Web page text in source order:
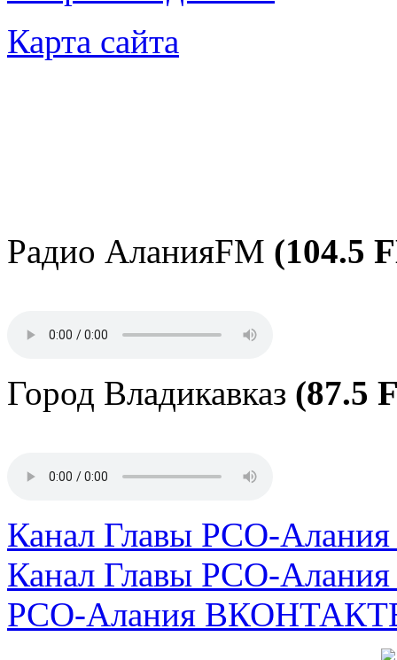
Карта сайта
Радио АланияFM (104.5
Город Владикавказ (87.5
Канал Главы РСО-
Канал Главы РСО-
РСО-Алания